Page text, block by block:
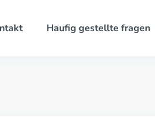
Haufig gestellte fragen